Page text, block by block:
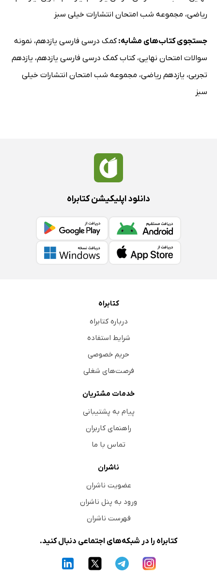
ریاضی، مجموعه شب امتحان انتشارات خیلی سبز
جستجوی کتاب‌های مشابه:کمک درسی فارسی یازدهم، نمونه
سوالات امتحان نهایی،کتاب کمک درسی فارسی یازدهم، یازدهم
تجربی، یازدهم ریاضی، مجموعه شب امتحان انتشارات خیلی
سبز
دانلود اپلیکیشن کتابراه
کتابراه
درباره کتابراه
شرایط استفاده
حریم خصوصی
فرصت‌های شغلی
خدمات مشتریان
پیام به پشتیبانی
راهنمای کاربران
تماس با ما
ناشران
عضویت ناشران
ورود به پنل ناشران
فهرست ناشران
کتابراه را در شبکه‌های اجتماعی دنبال کنید.